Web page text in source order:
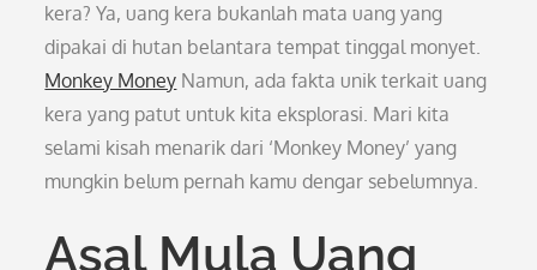
kera? Ya, uang kera bukanlah mata uang yang
dipakai di hutan belantara tempat tinggal monyet.
Monkey Money Namun, ada fakta unik terkait uang
kera yang patut untuk kita eksplorasi. Mari kita
selami kisah menarik dari ‘Monkey Money’ yang
mungkin belum pernah kamu dengar sebelumnya.
Asal Mula Uang